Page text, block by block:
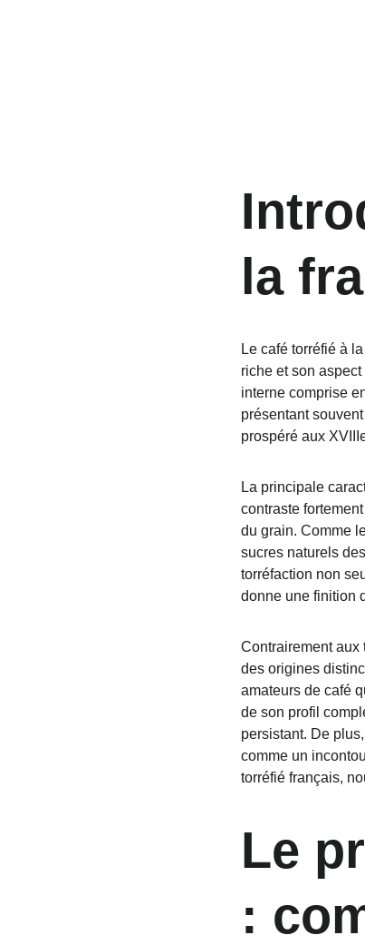
la
Le café torréfié à
riche et son
interne comprise
présentant
prospéré aux
La principale
contraste
du grain. Comme
sucres naturels
torréfaction non
donne une finition
Contrairement aux
des origines
amateurs de café
de son profil
persistant. De
comme un
torréfié français,
Le
: